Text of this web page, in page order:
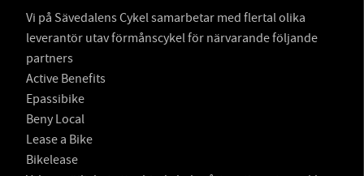
Vi på Sävedalens Cykel samarbetar med flertal olika
leverantör utav förmånscykel för närvarande följande
partners
Active Benefits
Epassibike
Beny Local
Lease a Bike
Bikelease